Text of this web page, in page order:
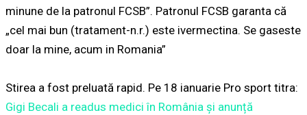
minune de la patronul FCSB”. Patronul FCSB garanta că
„cel mai bun (tratament-n.r.) este ivermectina. Se gaseste
doar la mine, acum in Romania”
Stirea a fost preluată rapid. Pe 18 ianuarie Pro sport titra:
Gigi Becali a readus medici în România și anunță